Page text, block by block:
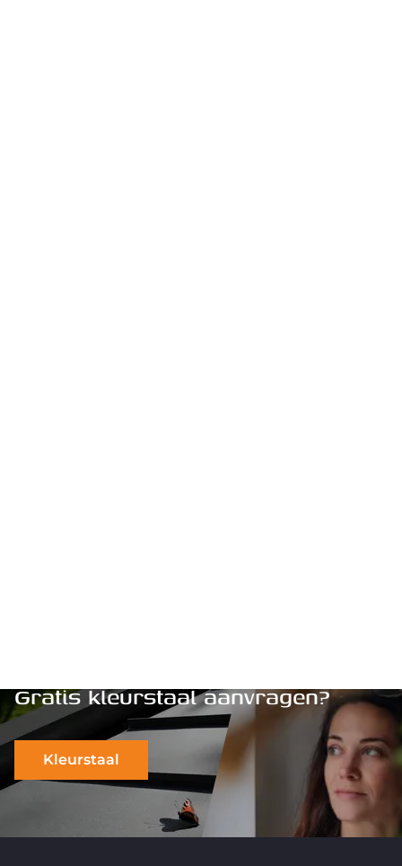
Gratis kleurstaal aanvragen?
Kleurstaal